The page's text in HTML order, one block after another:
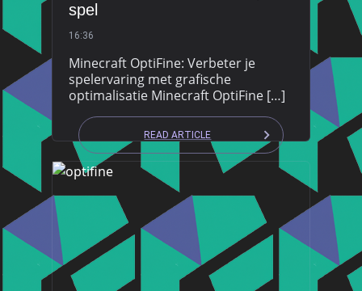
spel
16:36
Minecraft OptiFine: Verbeter je
spelervaring met grafische
optimalisatie Minecraft OptiFine […]
READ ARTICLE